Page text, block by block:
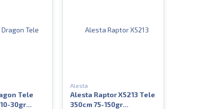
Tele
30gr
Alesta
Alesta Raptor X5213 Tele
350cm 75-150gr